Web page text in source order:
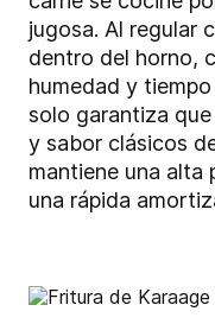
jugosa. Al regular
dentro del horno,
humedad y
solo garantiza
y sabor clásicos
mantiene una alta
una rápida